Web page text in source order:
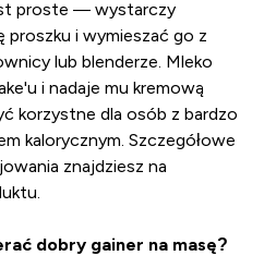
proste — wystarczy
proszku i wymieszać go z
lub blenderze. Mleko
i nadaje mu kremową
korzystne dla osób z bardzo
kalorycznym. Szczegółowe
znajdziesz na
dobry gainer na masę?